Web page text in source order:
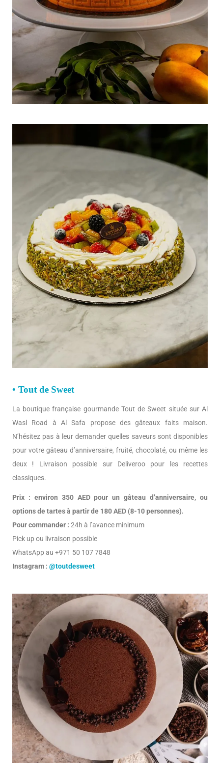
• Tout de Sweet
La boutique française gourmande Tout de Sweet située sur Al
Wasl Road à Al Safa propose des gâteaux faits maison.
N’hésitez pas à leur demander quelles saveurs sont disponibles
pour votre gâteau d’anniversaire, fruité, chocolaté, ou même les
deux ! Livraison possible sur Deliveroo pour les recettes
classiques.
Prix : environ 350 AED pour un gâteau d’anniversaire, ou
options de tartes à partir de 180 AED (8-10 personnes).
Pour commander : 24h à l’avance minimum
Pick up ou livraison possible
WhatsApp au +971 50 107 7848
Instagram : @toutdesweet